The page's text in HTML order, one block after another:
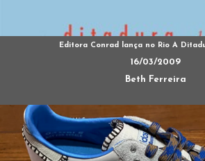
Editora Conrad lança no Rio A
16/03/2009
Beth Ferreira